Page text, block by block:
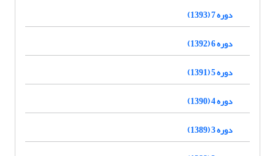
دوره 7 (1393)
دوره 6 (1392)
دوره 5 (1391)
دوره 4 (1390)
دوره 3 (1389)